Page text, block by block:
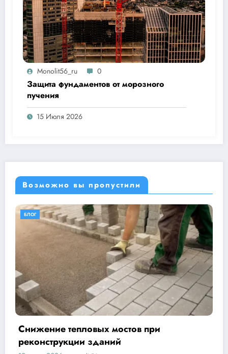
Monolit56_ru 0
Защита фундаментов от морозного
пучения
15 Июля 2026
Возможно вы пропустили
при
БЛОГ
Фундаменты на